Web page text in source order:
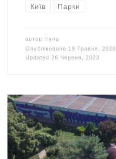
Київ Парки
автор
Iryna
Опубліковано 19 Травня, 2020
Updated 26 Червня, 2023